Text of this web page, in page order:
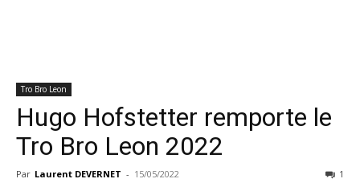
Tro Bro Leon
Hugo Hofstetter remporte le
Tro Bro Leon 2022
Par Laurent DEVERNET - 15/05/2022 1